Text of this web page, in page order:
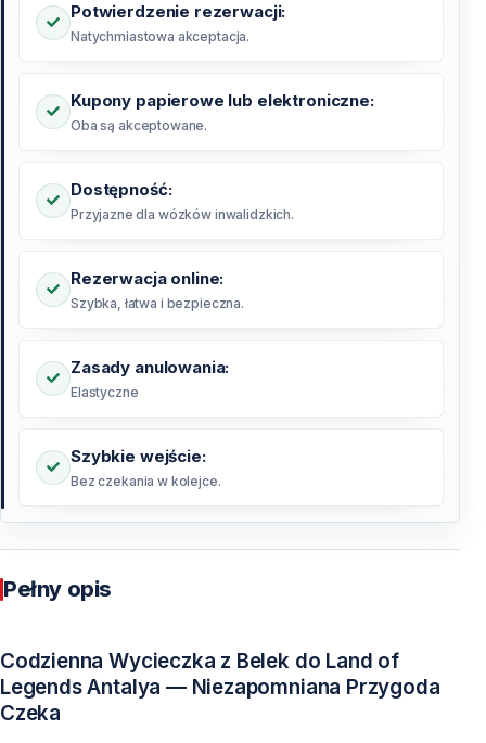
Potwierdzenie rezerwacji:
Natychmiastowa akceptacja.
Kupony papierowe lub elektroniczne:
Oba są akceptowane.
Dostępność:
Przyjazne dla wózków inwalidzkich.
Rezerwacja online:
Szybka, łatwa i bezpieczna.
Zasady anulowania:
Elastyczne
Szybkie wejście:
Bez czekania w kolejce.
Pełny opis
Codzienna Wycieczka z Belek do Land of
Legends Antalya — Niezapomniana Przygoda
Czeka